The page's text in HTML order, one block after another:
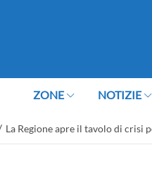
ZONE NOTIZIE
La Regione apre il tavolo di crisi